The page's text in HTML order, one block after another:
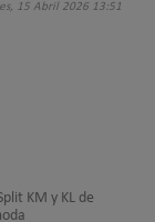
15 Abril 2026 13:51
KM y KL de